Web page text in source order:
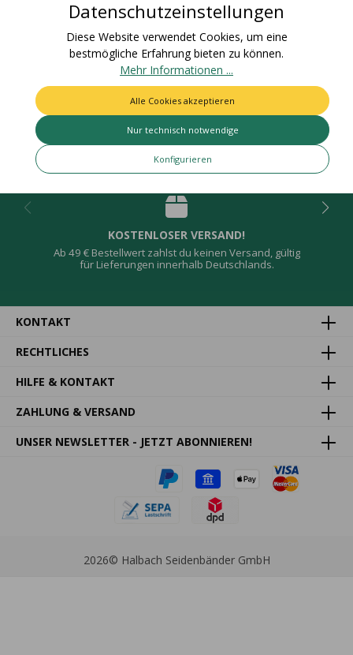
acetateZolltarifnummer: 58063210Urs…Mehr
Bewertungen
Deine Vorteile
KOSTENLOSER VERSAND!
Ab 49 € Bestellwert zahlst du keinen Versand, gültig
für Lieferungen innerhalb Deutschlands.
KONTAKT
RECHTLICHES
HILFE & KONTAKT
ZAHLUNG & VERSAND
UNSER NEWSLETTER - JETZT ABONNIEREN!
2026© Halbach Seidenbänder GmbH
Datenschutzeinstellungen
Diese Website verwendet Cookies, um eine
bestmögliche Erfahrung bieten zu können.
Mehr Informationen ...
Nur technisch notwendige
Konfigurieren
Alle Cookies akzeptieren